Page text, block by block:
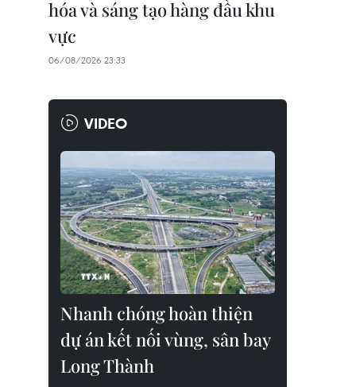
hóa và sáng tạo hàng đầu khu
vực
06/08/2026 23:33
VIDEO
Nhanh chóng hoàn thiện
dự án kết nối vùng, sân bay
Long Thành